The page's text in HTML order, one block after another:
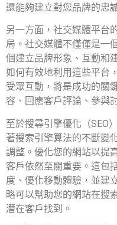
還能夠建立對您品牌的忠
另一方面，社交媒體平台
局。社交媒體不僅僅是一
個建立品牌形象、互動和
如何有效地利用這些平台
受眾互動，將是成功的關
容、回應客戶評論、參與
至於搜尋引擎優化（SEO
著搜索引擎算法的不斷變
調整。優化您的網站以提
客戶依然至關重要。這包
度、優化移動體驗，並建
略可以幫助您的網站在搜
潛在客戶找到。